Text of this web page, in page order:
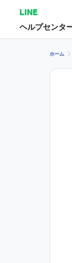
LINE
ヘルプセンタ
ホーム